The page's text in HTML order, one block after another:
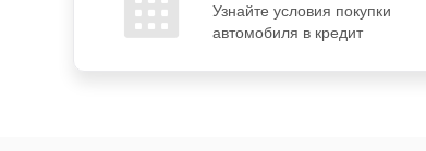
Узнайте условия покупки
автомобиля в кредит